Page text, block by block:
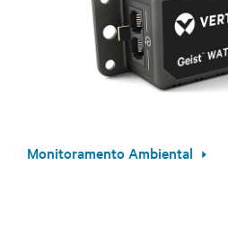
Monitoramento Ambiental